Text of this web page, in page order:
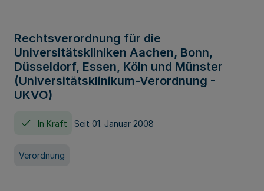
Rechtsverordnung für die
Universitätskliniken Aachen, Bonn,
Düsseldorf, Essen, Köln und Münster
(Universitätsklinikum-Verordnung -
UKVO)
In Kraft Seit 01. Januar 2008
Verordnung